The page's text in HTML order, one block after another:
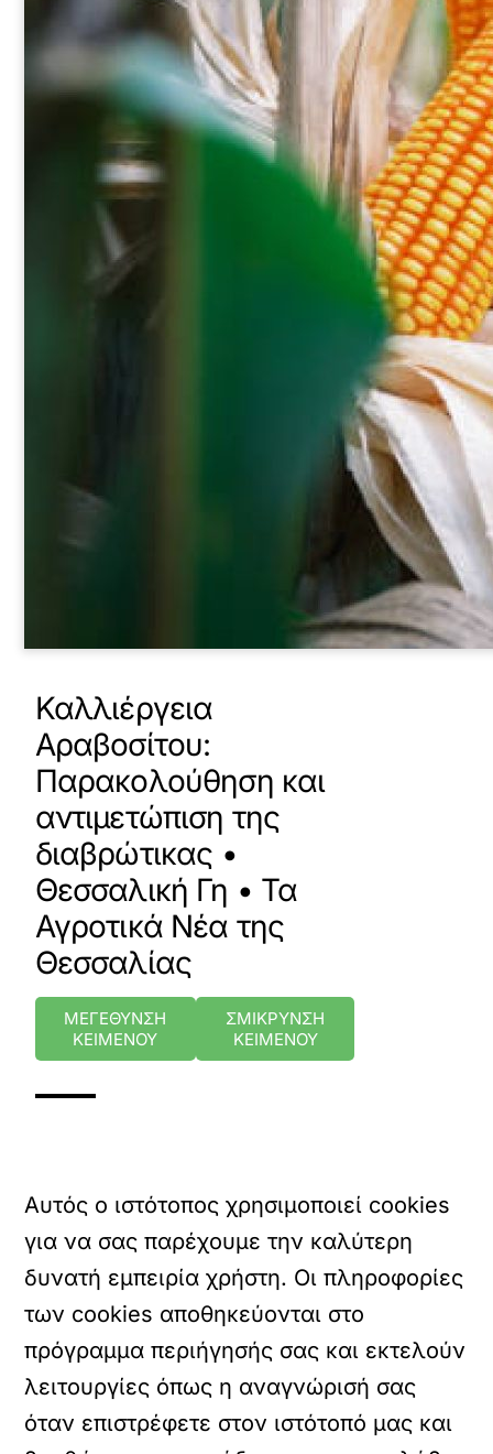
Καλλιέργεια
Αραβοσίτου:
Παρακολούθηση και
αντιμετώπιση της
διαβρώτικας •
Θεσσαλική Γη • Τα
Αγροτικά Νέα της
Θεσσαλίας
ΜΕΓΕΘΥΝΣΗ
ΚΕΙΜΕΝΟΥ
ΣΜΙΚΡΥΝΣΗ
ΚΕΙΜΕΝΟΥ
Αυτός ο ιστότοπος χρησιμοποιεί cookies
για να σας παρέχουμε την καλύτερη
δυνατή εμπειρία χρήστη. Οι πληροφορίες
των cookies αποθηκεύονται στο
πρόγραμμα περιήγησής σας και εκτελούν
λειτουργίες όπως η αναγνώρισή σας
όταν επιστρέφετε στον ιστότοπό μας και